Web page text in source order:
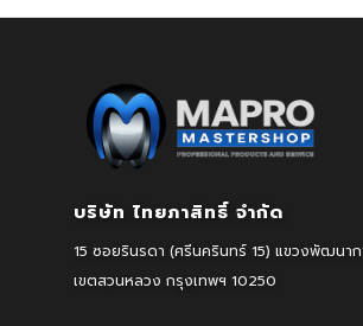
บริษัท ไทยภาสิทธิ์ จำกัด
15 ซอยรินรดา (ศรีนครินทร์ 15) แขวงพัฒนาก
เขตสวนหลวง กรุงเทพฯ 10250